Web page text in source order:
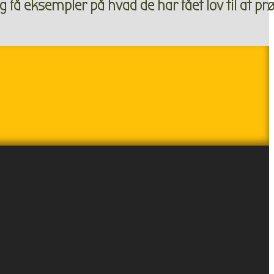
få eksempler på hvad de har fået lov til at